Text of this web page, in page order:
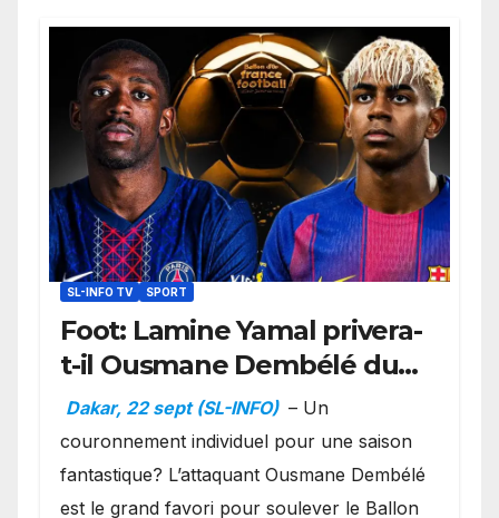
SL-INFO TV SPORT
Foot: Lamine Yamal privera-
t-il Ousmane Dembélé du
Ballon d’or ?
Dakar, 22 sept (SL-INFO) – Un
couronnement individuel pour une saison
fantastique? L’attaquant Ousmane Dembélé
est le grand favori pour soulever le Ballon